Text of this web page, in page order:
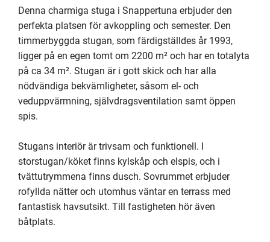
Denna charmiga stuga i Snappertuna erbjuder den
perfekta platsen för avkoppling och semester. Den
timmerbyggda stugan, som färdigställdes år 1993,
ligger på en egen tomt om 2200 m² och har en totalyta
på ca 34 m². Stugan är i gott skick och har alla
nödvändiga bekvämligheter, såsom el- och
veduppvärmning, självdragsventilation samt öppen
spis.
Stugans interiör är trivsam och funktionell. I
storstugan/köket finns kylskåp och elspis, och i
tvättutrymmena finns dusch. Sovrummet erbjuder
rofyllda nätter och utomhus väntar en terrass med
fantastisk havsutsikt. Till fastigheten hör även
båtplats.